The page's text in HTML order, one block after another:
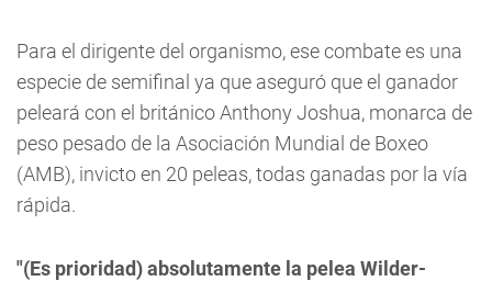
Para el dirigente del organismo, ese combate es una
especie de semifinal ya que aseguró que el ganador
peleará con el británico Anthony Joshua, monarca de
peso pesado de la Asociación Mundial de Boxeo
(AMB), invicto en 20 peleas, todas ganadas por la vía
rápida.
"(Es prioridad) absolutamente la pelea Wilder-